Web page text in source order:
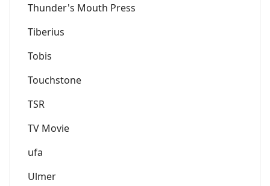
Thunder's Mouth Press
Tiberius
Tobis
Touchstone
TSR
TV Movie
ufa
Ulmer